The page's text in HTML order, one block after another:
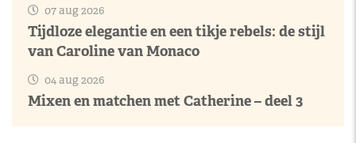
07 aug 2026
Tijdloze elegantie en een tikje rebels: de stijl
van Caroline van Monaco
04 aug 2026
Mixen en matchen met Catherine – deel 3